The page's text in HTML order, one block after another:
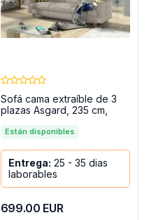
Sofá cama extraíble de 3
plazas Asgard, 235 cm,
Están disponibles
Entrega: 25 - 35 dias
laborables
699.00 EUR